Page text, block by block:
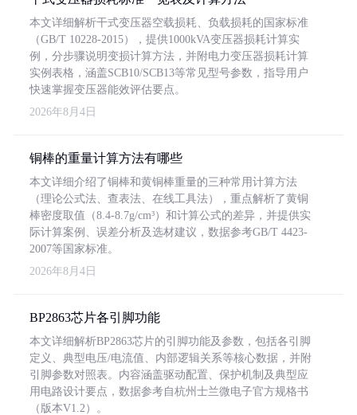
本文详细解析干式变压器空载损耗、负载损耗的国家标准
（GB/T 10228-2015），提供1000kVA变压器损耗计算实
例，分步骤说明变损计算方法，并附电力变压器损耗计算
实例表格，涵盖SCB10/SCB13等常见型号参数，指导用户
快速掌握变压器能效评估要点。
2026年8月4日
铜棒的重量计算方法有哪些
本文详细介绍了铜棒和黄铜棒重量的三种常用计算方法
（理论公式法、查表法、在线工具法），重点解析了黄铜
棒密度取值（8.4-8.7g/cm³）和计算公式的差异，并提供实
际计算案例、误差分析及选材建议，数据参考GB/T 4423-
2007等国家标准。
2026年8月4日
BP2863芯片各引脚功能
本文详细解析BP2863芯片的引脚功能及参数，包括各引脚
定义、典型电压/电流值、内部逻辑关系等核心数据，并附
引脚参数对照表。内容涵盖驱动配置、保护机制及典型应
用电路设计要点，数据参考自杭州士兰微电子官方规格书
（版本V1.2）。